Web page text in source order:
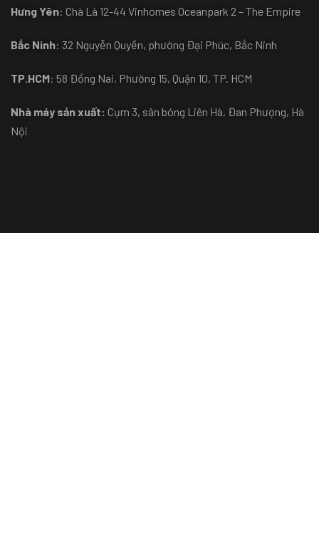
Hưng Yên: Chà Là 12-44 Vinhomes Oceanpark 2 – The Empire
Bắc Ninh: 32 Nguyễn Quyền, phường Đại Phúc, Bắc Ninh
TP.HCM: 58 Đồng Nai, Phường 15, Quận 10, TP. HCM
Nhà máy sản xuất: Cụm 3, sân bóng Liên Hà, Đan Phượng, Hà
Nội